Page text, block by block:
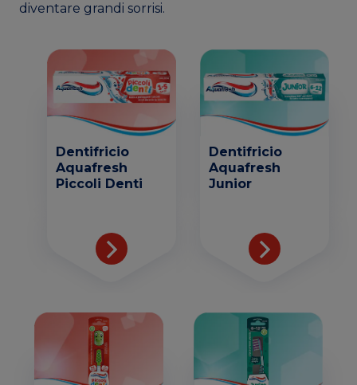
diventare grandi sorrisi.
Dentifricio
Aquafresh
Piccoli Denti
Dentifricio
Aquafresh
Junior